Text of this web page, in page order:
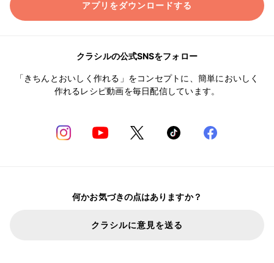
アプリをダウンロードする
クラシルの公式SNSをフォロー
「きちんとおいしく作れる」をコンセプトに、簡単においしく
作れるレシピ動画を毎日配信しています。
何かお気づきの点はありますか？
クラシルに意見を送る